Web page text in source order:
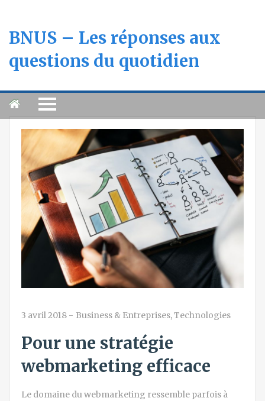
BNUS – Les réponses aux
questions du quotidien
3 avril 2018 - Business & Entreprises,Technologies
Pour une stratégie
webmarketing efficace
Le domaine du webmarketing ressemble parfois à